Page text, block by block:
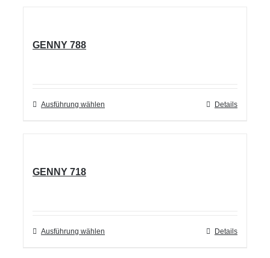
GENNY 788
Ausführung wählenDieses
Details
GENNY 718
Ausführung wählenDieses
Details